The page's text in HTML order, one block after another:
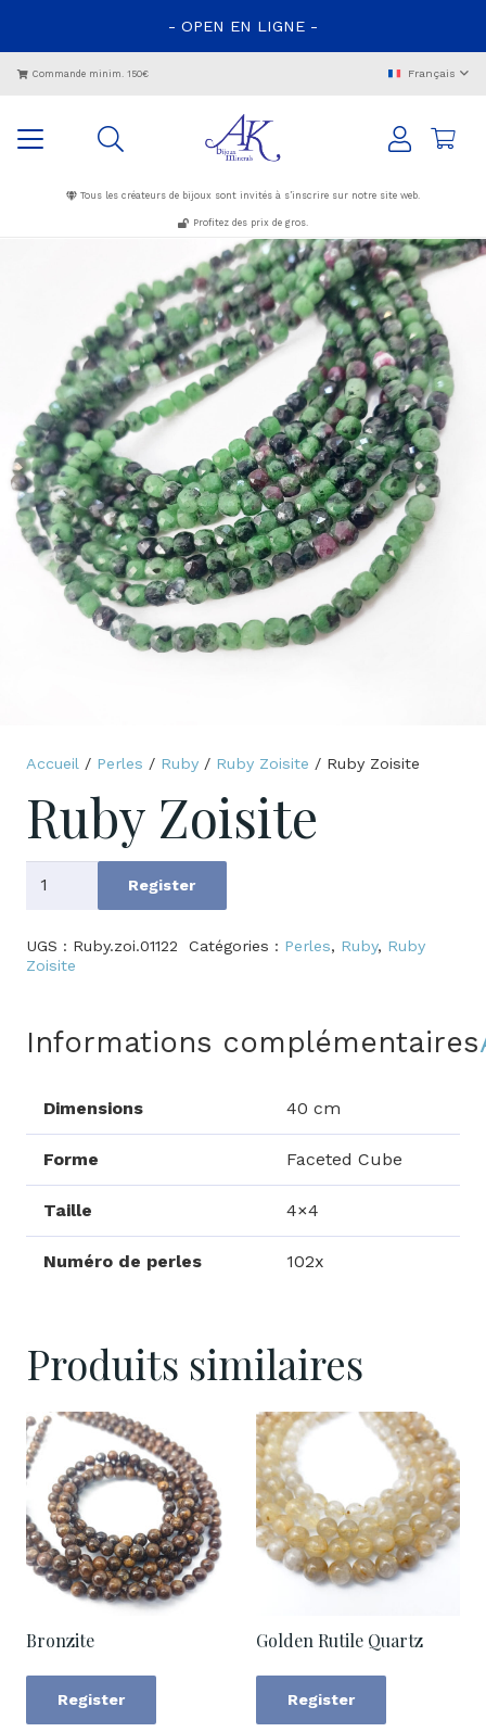
- OPEN EN LIGNE -
Commande minim. 150€ Français
Tous les créateurs de bijoux sont invités à s’inscrire sur notre site web.
Profitez des prix de gros.
Accueil / Perles / Ruby / Ruby Zoisite / Ruby Zoisite
Ruby Zoisite
quantité
Zoisite
Register
UGS : Ruby.zoi.01122 Catégories : Perles, Ruby, Ruby
Zoisite
Informations complémentaires
Dimensions 40 cm
Forme Faceted Cube
Taille 4×4
Numéro de perles 102x
Produits similaires
Bronzite
Register
Golden Rutile Quartz
Register